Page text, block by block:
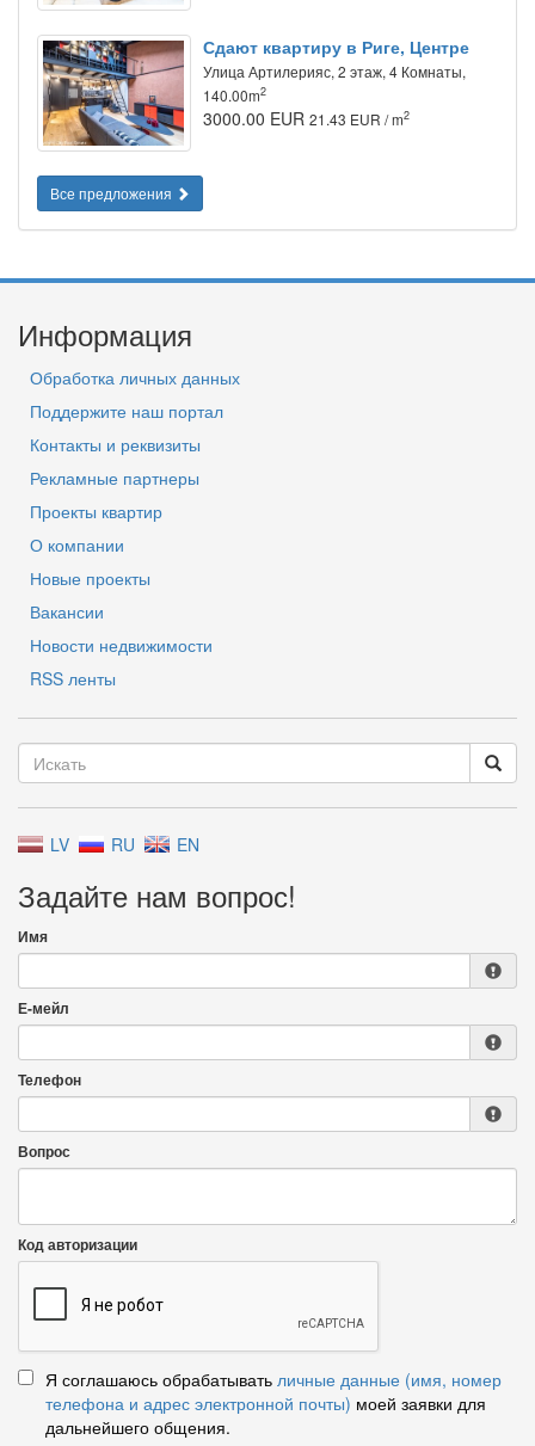
Сдают квартиру в Риге, Центре
Улица Артилерияс, 2 этаж, 4 Комнаты,
140.00m2
3000.00 EUR 21.43 EUR / m2
Все предложения
Информация
Обработка личных данных
Поддержите наш портал
Контакты и реквизиты
Рекламные партнеры
Проекты квартир
О компании
Новые проекты
Вакансии
Новости недвижимости
RSS ленты
LV RU EN
Задайте нам вопрос!
Имя
Е-мейл
Телефон
Вопрос
Код авторизации
Я соглашаюсь обрабатывать личные данные (имя, номер
телефона и адрес электронной почты) моей заявки для
дальнейшего общения.